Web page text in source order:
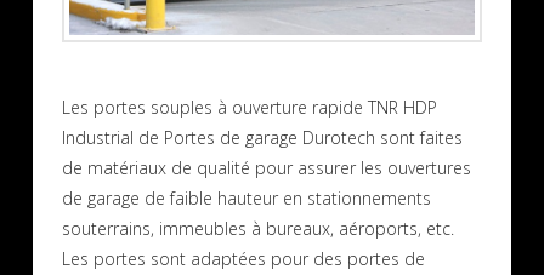
Les portes souples à ouverture rapide TNR HDP
Industrial de Portes de garage Durotech sont faites
de matériaux de qualité pour assurer les ouvertures
de garage de faible hauteur en stationnements
souterrains, immeubles à bureaux, aéroports, etc.
Les portes sont adaptées pour des portes de